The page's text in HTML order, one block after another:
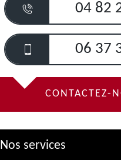
04 82
06 37
CONTACTEZ-
Nos services